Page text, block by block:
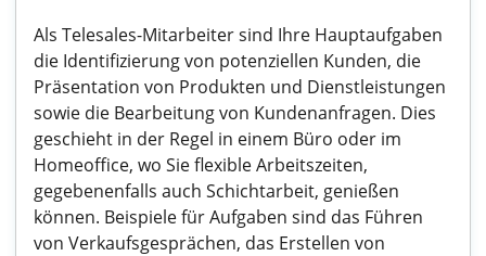
Als Telesales-Mitarbeiter sind Ihre Hauptaufgaben
die Identifizierung von potenziellen Kunden, die
Präsentation von Produkten und Dienstleistungen
sowie die Bearbeitung von Kundenanfragen. Dies
geschieht in der Regel in einem Büro oder im
Homeoffice, wo Sie flexible Arbeitszeiten,
gegebenenfalls auch Schichtarbeit, genießen
können. Beispiele für Aufgaben sind das Führen
von Verkaufsgesprächen, das Erstellen von